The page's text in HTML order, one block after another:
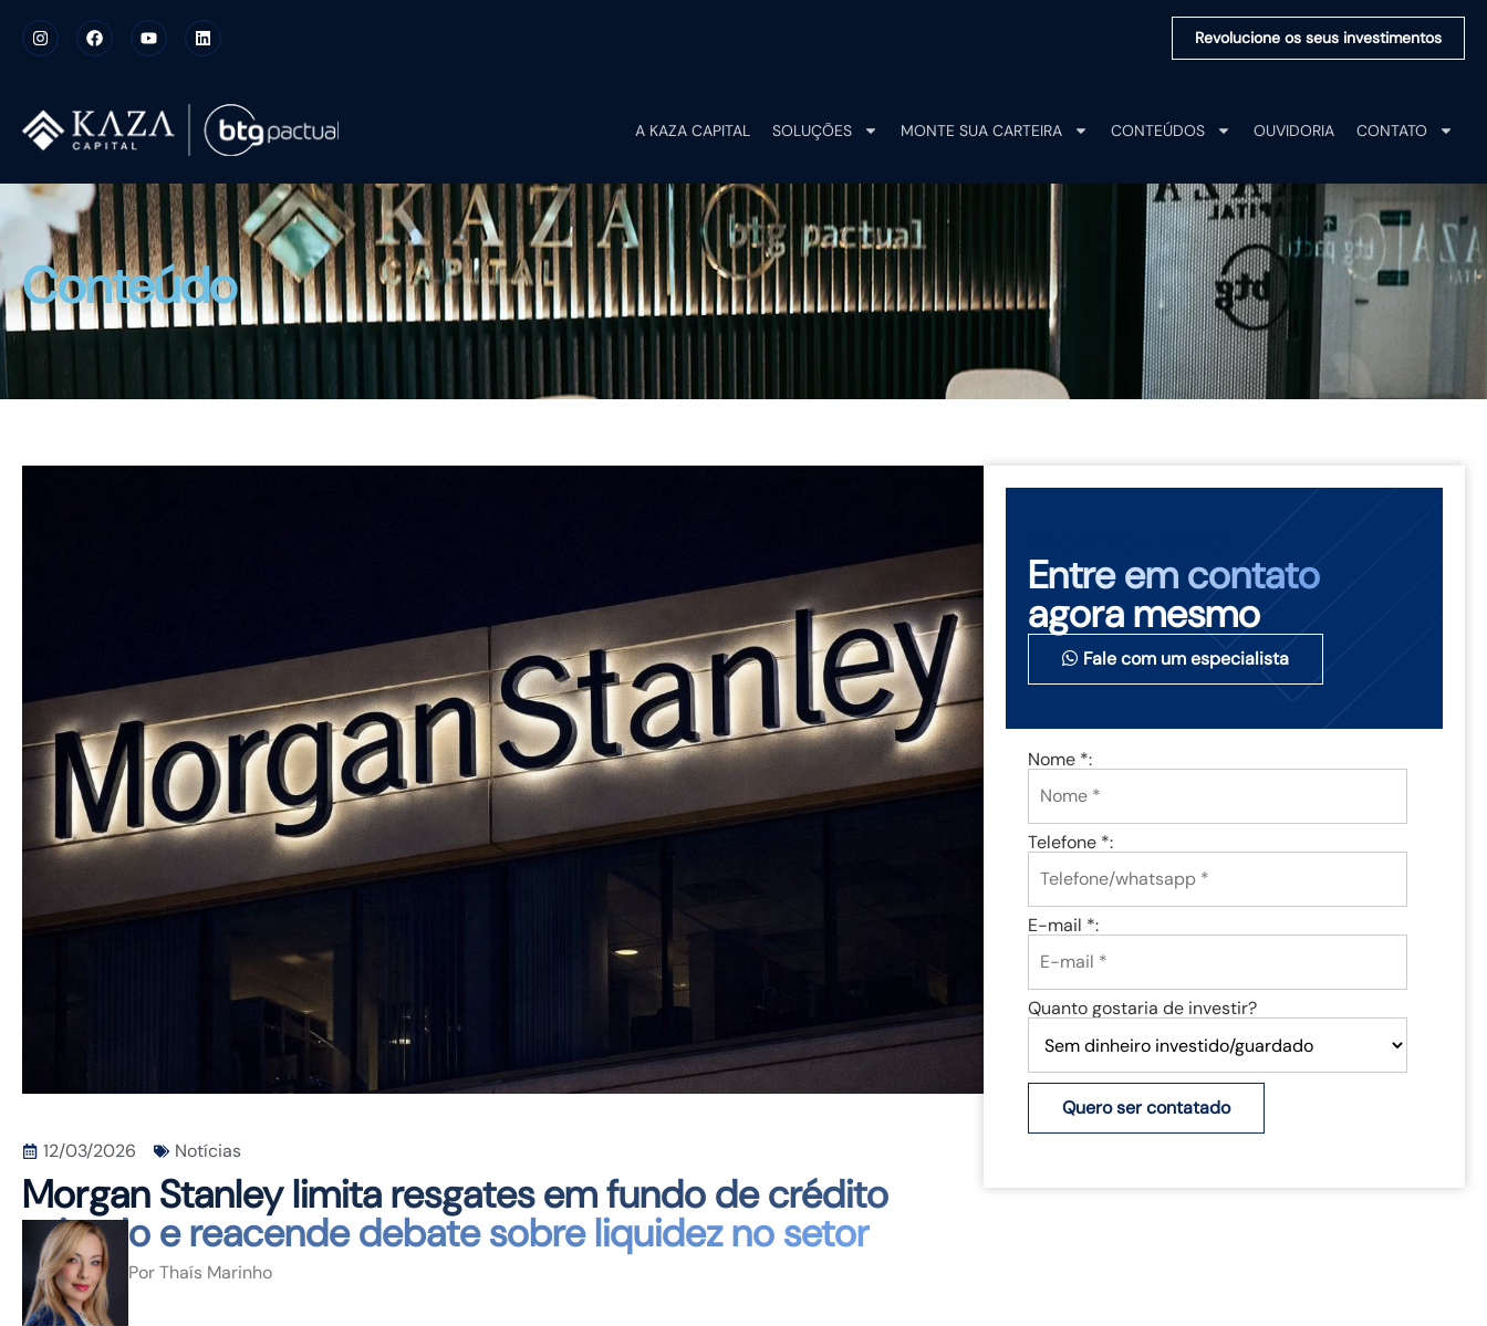
Revolucione os seus investimentos
A KAZA CAPITAL SOLUÇÕES MONTE SUA CARTEIRA CONTEÚDOS OUVIDORIA CONTATO
Conteúdo
12/03/2026 Notícias
Morgan Stanley limita resgates em fundo de crédito
privado e reacende debate sobre liquidez no setor
PorThaís Marinho
Entre em contato
agora mesmo
Fale com um especialista
Nome *:
Telefone *:
E-mail *:
Quanto gostaria de investir?
Quero ser contatado